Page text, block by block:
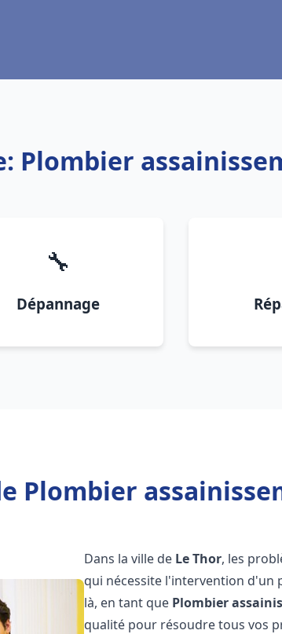
Plombier
🔧
Dépannage
Plombier
Dans la ville de Le Thor, les
qui nécessite l'intervention d'un
là, en tant que Plombier
qualité pour résoudre tous vos